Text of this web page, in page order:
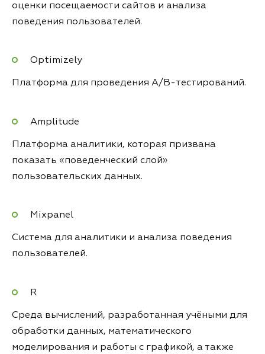
оценки посещаемости сайтов и анализа
поведения пользователей.
Optimizely
Платформа для проведения A/B-тестирований.
Amplitude
Платформа аналитики, которая призвана
показать «поведенческий слой»
пользовательских данных.
Mixpanel
Система для аналитики и анализа поведения
пользователей.
R
Среда вычислений, разработанная учёными для
обработки данных, математического
моделирования и работы с графикой, а также